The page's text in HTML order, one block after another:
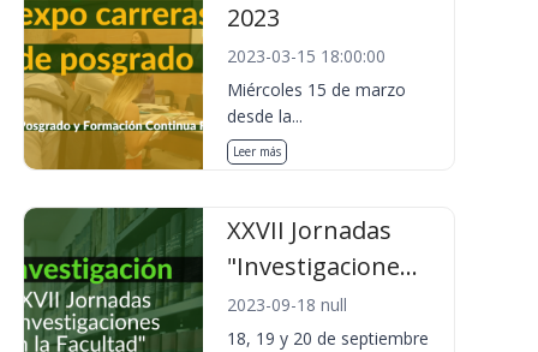
2023
2023-03-15 18:00:00
Miércoles 15 de marzo
desde la...
Leer más
XXVII Jornadas
"Investigacione...
2023-09-18 null
18, 19 y 20 de septiembre